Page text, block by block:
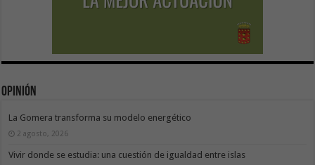
Opinión
La Gomera transforma su modelo energético
2 agosto, 2026
Vivir donde se estudia: una cuestión de igualdad entre islas